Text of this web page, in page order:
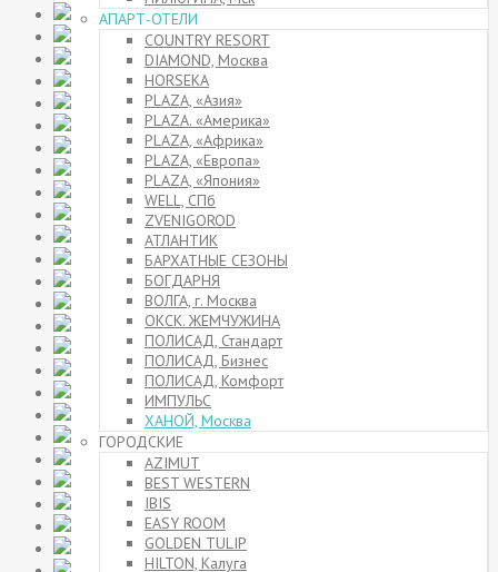
АПАРТ-ОТЕЛИ
COUNTRY RESORT
DIAMOND, Москва
HORSEKA
PLAZA, «Азия»
PLAZA. «Америка»
PLAZA, «Африка»
PLAZA, «Европа»
PLAZA, «Япония»
WELL, СПб
ZVENIGOROD
АТЛАНТИК
БАРХАТНЫЕ СЕЗОНЫ
БОГДАРНЯ
ВОЛГА, г. Москва
ОКСК. ЖЕМЧУЖИНА
ПОЛИСАД, Стандарт
ПОЛИСАД, Бизнес
ПОЛИСАД, Комфорт
ИМПУЛЬС
ХАНОЙ, Москва
ГОРОДСКИЕ
AZIMUT
BEST WESTERN
IBIS
EASY ROOM
GOLDEN TULIP
HILTON, Калуга